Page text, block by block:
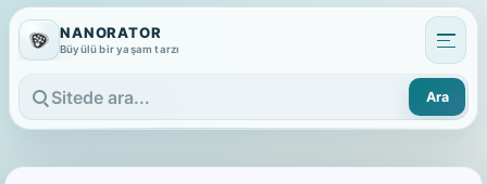
NANORATOR
Büyülü bir yaşam tarzı
Sitede ara
Ara